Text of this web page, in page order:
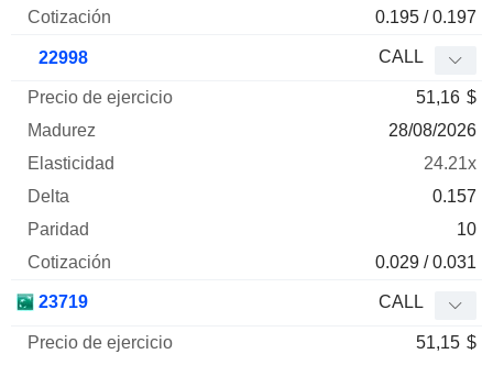
0.195 / 0.197
22998 CALL
51,16 $
28/08/2026
24.21x
0.157
10
0.029 / 0.031
23719 CALL
51,15 $